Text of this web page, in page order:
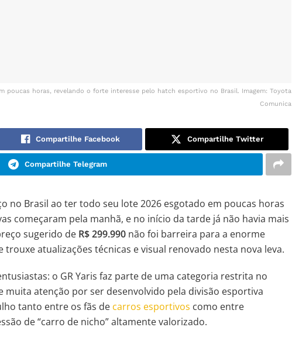
poucas horas, revelando o forte interesse pelo hatch esportivo no Brasil. Imagem: Toyota
Comunica
Compartilhe Facebook Compartilhe Twitter
Compartilhe Telegram
no Brasil ao ter todo seu lote 2026 esgotado em poucas horas
começaram pela manhã, e no início da tarde já não havia mais
sugerido de R$ 299.990 não foi barreira para a enorme
atualizações técnicas e visual renovado nesta nova leva.
o GR Yaris faz parte de uma categoria restrita no
muita atenção por ser desenvolvido pela divisão esportiva
tanto entre os fãs de carros esportivos como entre
de “carro de nicho” altamente valorizado.